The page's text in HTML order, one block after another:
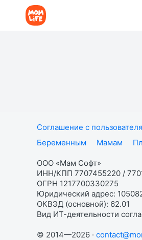
Соглашение с
Беременным
Мамам
ООО «Мам Софт»
ИНН/КПП 7707455220 /
ОГРН 1217700330275
Юридический адрес:
ОКВЭД (основной): 62.01
Вид ИТ-деятельности
© 2014—2026 ·